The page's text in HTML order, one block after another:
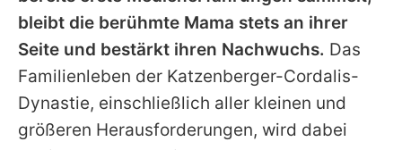
bleibt die berühmte Mama stets an ihrer
Seite und bestärkt ihren Nachwuchs. Das
Familienleben der Katzenberger-Cordalis-
Dynastie, einschließlich aller kleinen und
größeren Herausforderungen, wird dabei